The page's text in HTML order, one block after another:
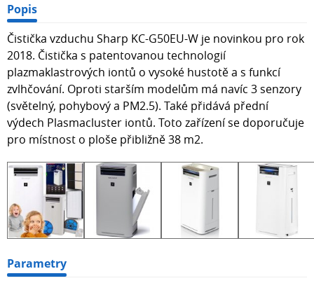
Popis
Čistička vzduchu Sharp KC-G50EU-W je novinkou pro rok
2018. Čistička s patentovanou technologií
plazmaklastrových iontů o vysoké hustotě a s funkcí
zvlhčování. Oproti starším modelům má navíc 3 senzory
(světelný, pohybový a PM2.5). Také přidává přední
výdech Plasmacluster iontů. Toto zařízení se doporučuje
pro místnost o ploše přibližně 38 m2.
Parametry